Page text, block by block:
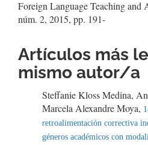
Foreign Language Teaching
núm. 2, 2015, pp. 191-
Artículos más
mismo autor/a
Steffanie Kloss Medina,
Marcela Alexandre Moya,
retroalimentación correctiva
géneros académicos con